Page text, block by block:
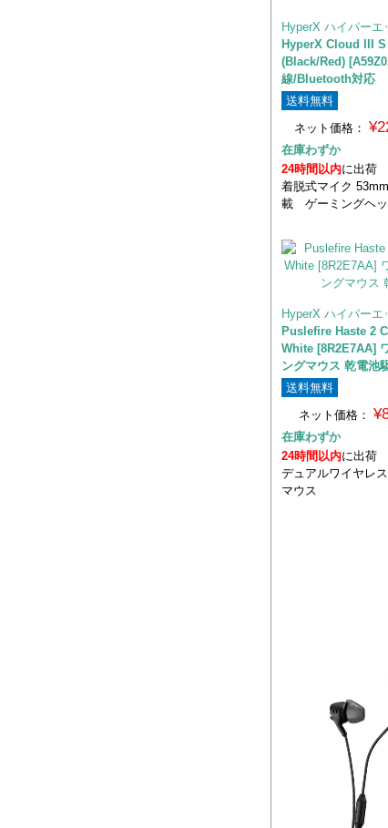
HyperX ハイパーエ
HyperX Cloud III
(Black/Red)
線/Bluetooth対応
送料無料
ネット価格：
在庫わずか
24時間以内に出荷
着脱式マイク
載 ゲーミングヘッ
HyperX ハイパーエ
Puslefire Haste 2
White [8R2E7AA]
ングマウス 乾電池
送料無料
ネット価格：
在庫わずか
24時間以内に出荷
デュアルワイヤレ
マウス